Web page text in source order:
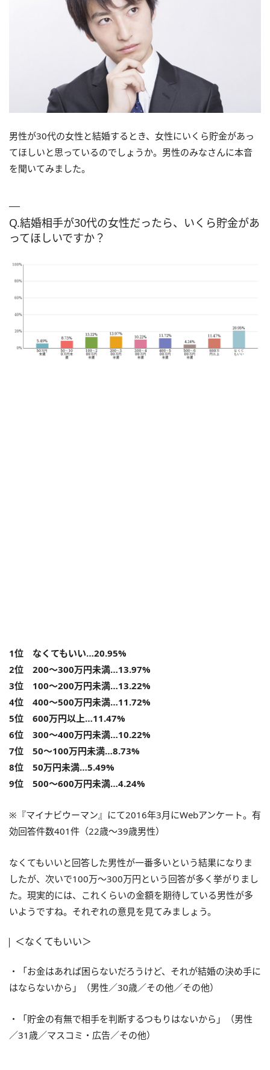
男性が30代の女性と結婚するとき、女性にいくら貯金があっ
てほしいと思っているのでしょうか。男性のみなさんに本音
を聞いてみました。
Q.結婚相手が30代の女性だったら、いくら貯金があ
ってほしいですか？
1位 なくてもいい…20.95%
2位 200～300万円未満…13.97%
3位 100～200万円未満…13.22%
4位 400～500万円未満…11.72%
5位 600万円以上…11.47%
6位 300～400万円未満…10.22%
7位 50～100万円未満…8.73%
8位 50万円未満…5.49%
9位 500～600万円未満…4.24%
※『マイナビウーマン』にて2016年3月にWebアンケート。有
効回答件数401件（22歳～39歳男性）
なくてもいいと回答した男性が一番多いという結果になりま
したが、次いで100万～300万円という回答が多く挙がりまし
た。現実的には、これくらいの金額を期待している男性が多
いようですね。それぞれの意見を見てみましょう。
＜なくてもいい＞
・「お金はあれば困らないだろうけど、それが結婚の決め手に
はならないから」（男性／30歳／その他／その他）
・「貯金の有無で相手を判断するつもりはないから」（男性
／31歳／マスコミ・広告／その他）